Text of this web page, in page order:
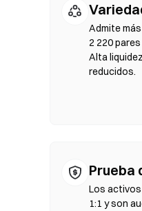
Opera de forma
intercambios on-
selecciona el par
tarifas de gas y los
mayoría de la
Admite
2 220
Alta
reducidos.
Prueba
Los
1:1 y son